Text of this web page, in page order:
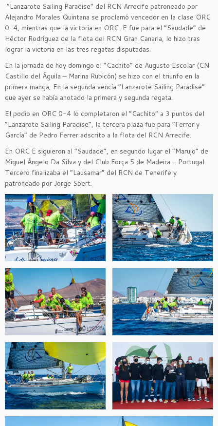
“Lanzarote Sailing Paradise” del RCN Arrecife patroneado por
Alejandro Morales Quintana se proclamó vencedor en la clase ORC
0-4, mientras que la victoria en ORC-E fue para el “Saudade” de
Héctor Rodríguez de la flota del RCN Gran Canaria, lo hizo tras
lograr la victoria en las tres regatas disputadas.
En la jornada de hoy domingo el “Cachito” de Augusto Escolar (CN
Castillo del Águila – Marina Rubicón) se hizo con el triunfo en la
primera manga, En la segunda vencía “Lanzarote Sailing Paradise”
que ayer se había anotado la primera y segunda regata.
El podio en ORC 0-4 lo completaron el “Cachito” a 3 puntos del
“Lanzarote Sailing Paradise”, la tercera plaza fue para “Ferrer y
García” de Pedro Ferrer adscrito a la flota del RCN Arrecife.
En ORC E siguieron al “Saudade”, en segundo lugar el “Marujo” de
Miguel Ángelo Da Silva y del Club Força 5 de Madeira – Portugal.
Tercero finalizaba el “Lausamar” del RCN de Tenerife y
patroneado por Jorge Sbert.